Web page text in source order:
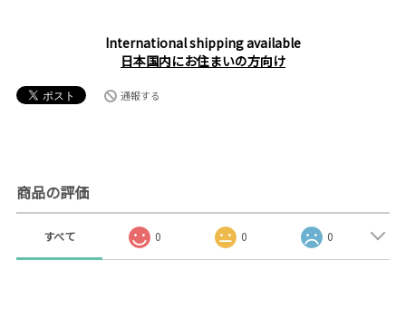
International shipping available
日本国内にお住まいの方向け
通報する
商品の評価
すべて 0 0 0